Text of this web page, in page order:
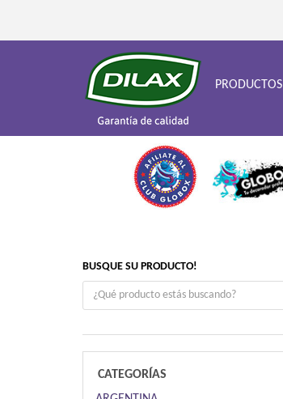
PRODUCTOS
BUSQUE SU PRODUCTO!
CATEGORÍAS